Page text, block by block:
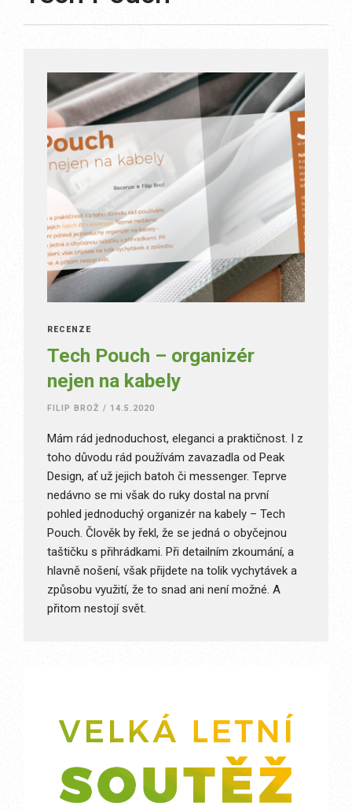
RECENZE
Tech Pouch – organizér
nejen na kabely
FILIP BROŽ / 14.5.2020
Mám rád jednoduchost, eleganci a praktičnost. I z
toho důvodu rád používám zavazadla od Peak
Design, ať už jejich batoh či messenger. Teprve
nedávno se mi však do ruky dostal na první
pohled jednoduchý organizér na kabely – Tech
Pouch. Člověk by řekl, že se jedná o obyčejnou
taštičku s přihrádkami. Při detailním zkoumání, a
hlavně nošení, však přijdete na tolik vychytávek a
způsobu využití, že to snad ani není možné. A
přitom nestojí svět.